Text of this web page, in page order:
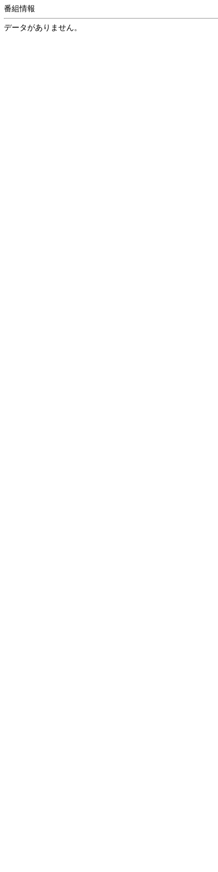
番組情報
データがありません。